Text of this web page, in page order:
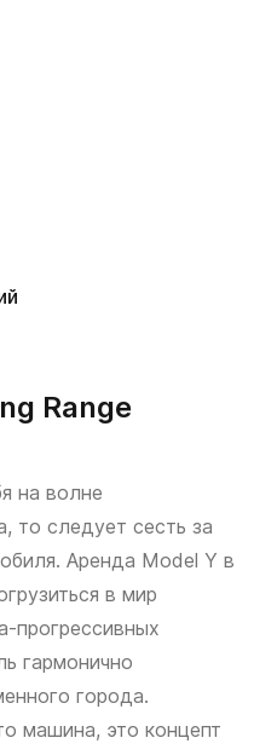
Range
на волне
то следует сесть за
Аренда Model Y в
в мир
прогрессивных
гармонично
города.
машина, это концепт